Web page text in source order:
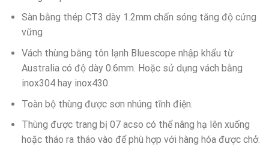
Sàn bằng thép CT3 dày 1.2mm chấn sóng tăng độ cứng
vững
Vách thùng bằng tôn lạnh Bluescope nhập khẩu từ
Australia có độ dày 0.6mm. Hoặc sử dụng vách bằng
inox304 hay inox430.
Toàn bộ thùng được sơn nhúng tĩnh điện.
Thùng được trang bị 07 acso có thể nâng hạ lên xuống
hoặc tháo ra tháo vào để phù hợp với hàng hóa được chở.